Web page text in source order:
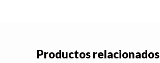
Productos relacionados